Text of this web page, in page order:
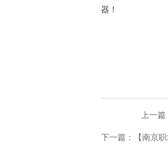
器！
上一
下一篇：​【南京